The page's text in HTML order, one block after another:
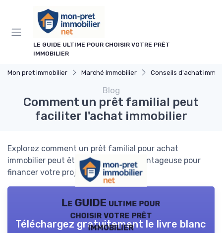
LE GUIDE ULTIME POUR CHOISIR VOTRE PRÊT
IMMOBILIER
Mon pret immobilier Marché Immobilier Conseils d'achat
Blog
Comment un prêt familial peut
faciliter l'achat immobilier
Explorez comment un prêt familial pour achat
immobilier peut être une solution avantageuse pour
financer votre projet immobilier.
Le GUIDE ultime pour
choisir votre prêt
immobilier
Téléchargez gratuitement le livre blanc